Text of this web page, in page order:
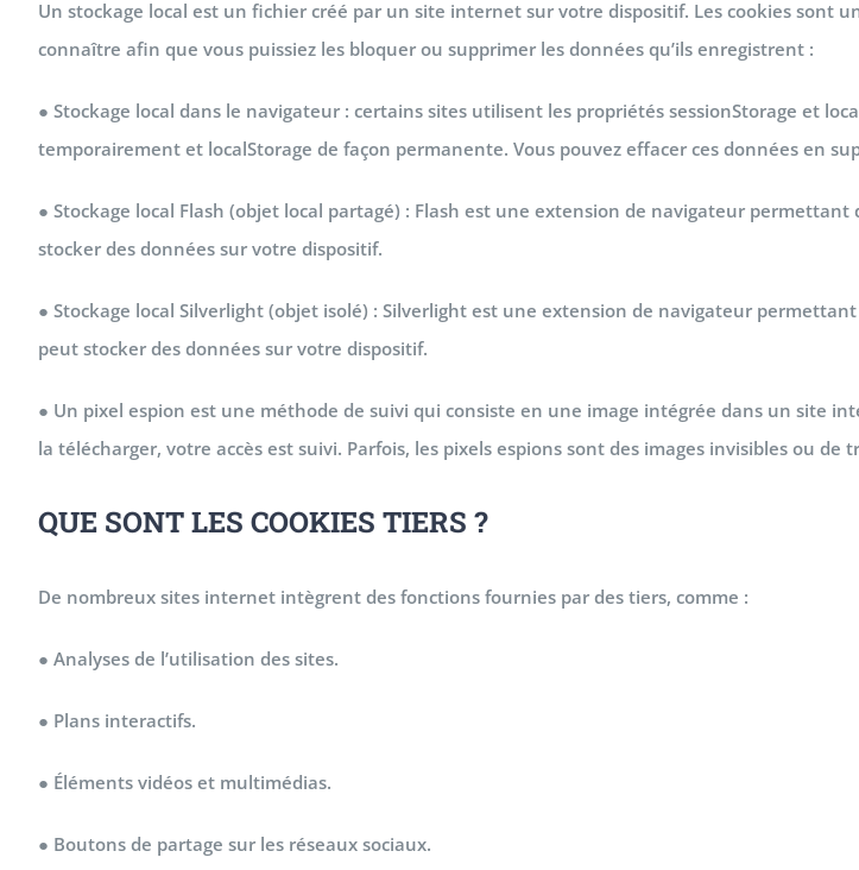
Un stockage local est un fichier créé par un site internet sur votre dispositif. Les cookies sont
connaître afin que vous puissiez les bloquer ou supprimer les données qu’ils enregistrent :
● Stockage local dans le navigateur : certains sites utilisent les propriétés sessionStorage et
temporairement et localStorage de façon permanente. Vous pouvez effacer ces données en
● Stockage local Flash (objet local partagé) : Flash est une extension de navigateur
stocker des données sur votre dispositif.
● Stockage local Silverlight (objet isolé) : Silverlight est une extension de navigateur
peut stocker des données sur votre dispositif.
● Un pixel espion est une méthode de suivi qui consiste en une image intégrée dans un site
la télécharger, votre accès est suivi. Parfois, les pixels espions sont des images invisibles ou
QUE SONT LES COOKIES TIERS ?
De nombreux sites internet intègrent des fonctions fournies par des tiers, comme :
● Analyses de l’utilisation des sites.
● Plans interactifs.
● Éléments vidéos et multimédias.
● Boutons de partage sur les réseaux sociaux.